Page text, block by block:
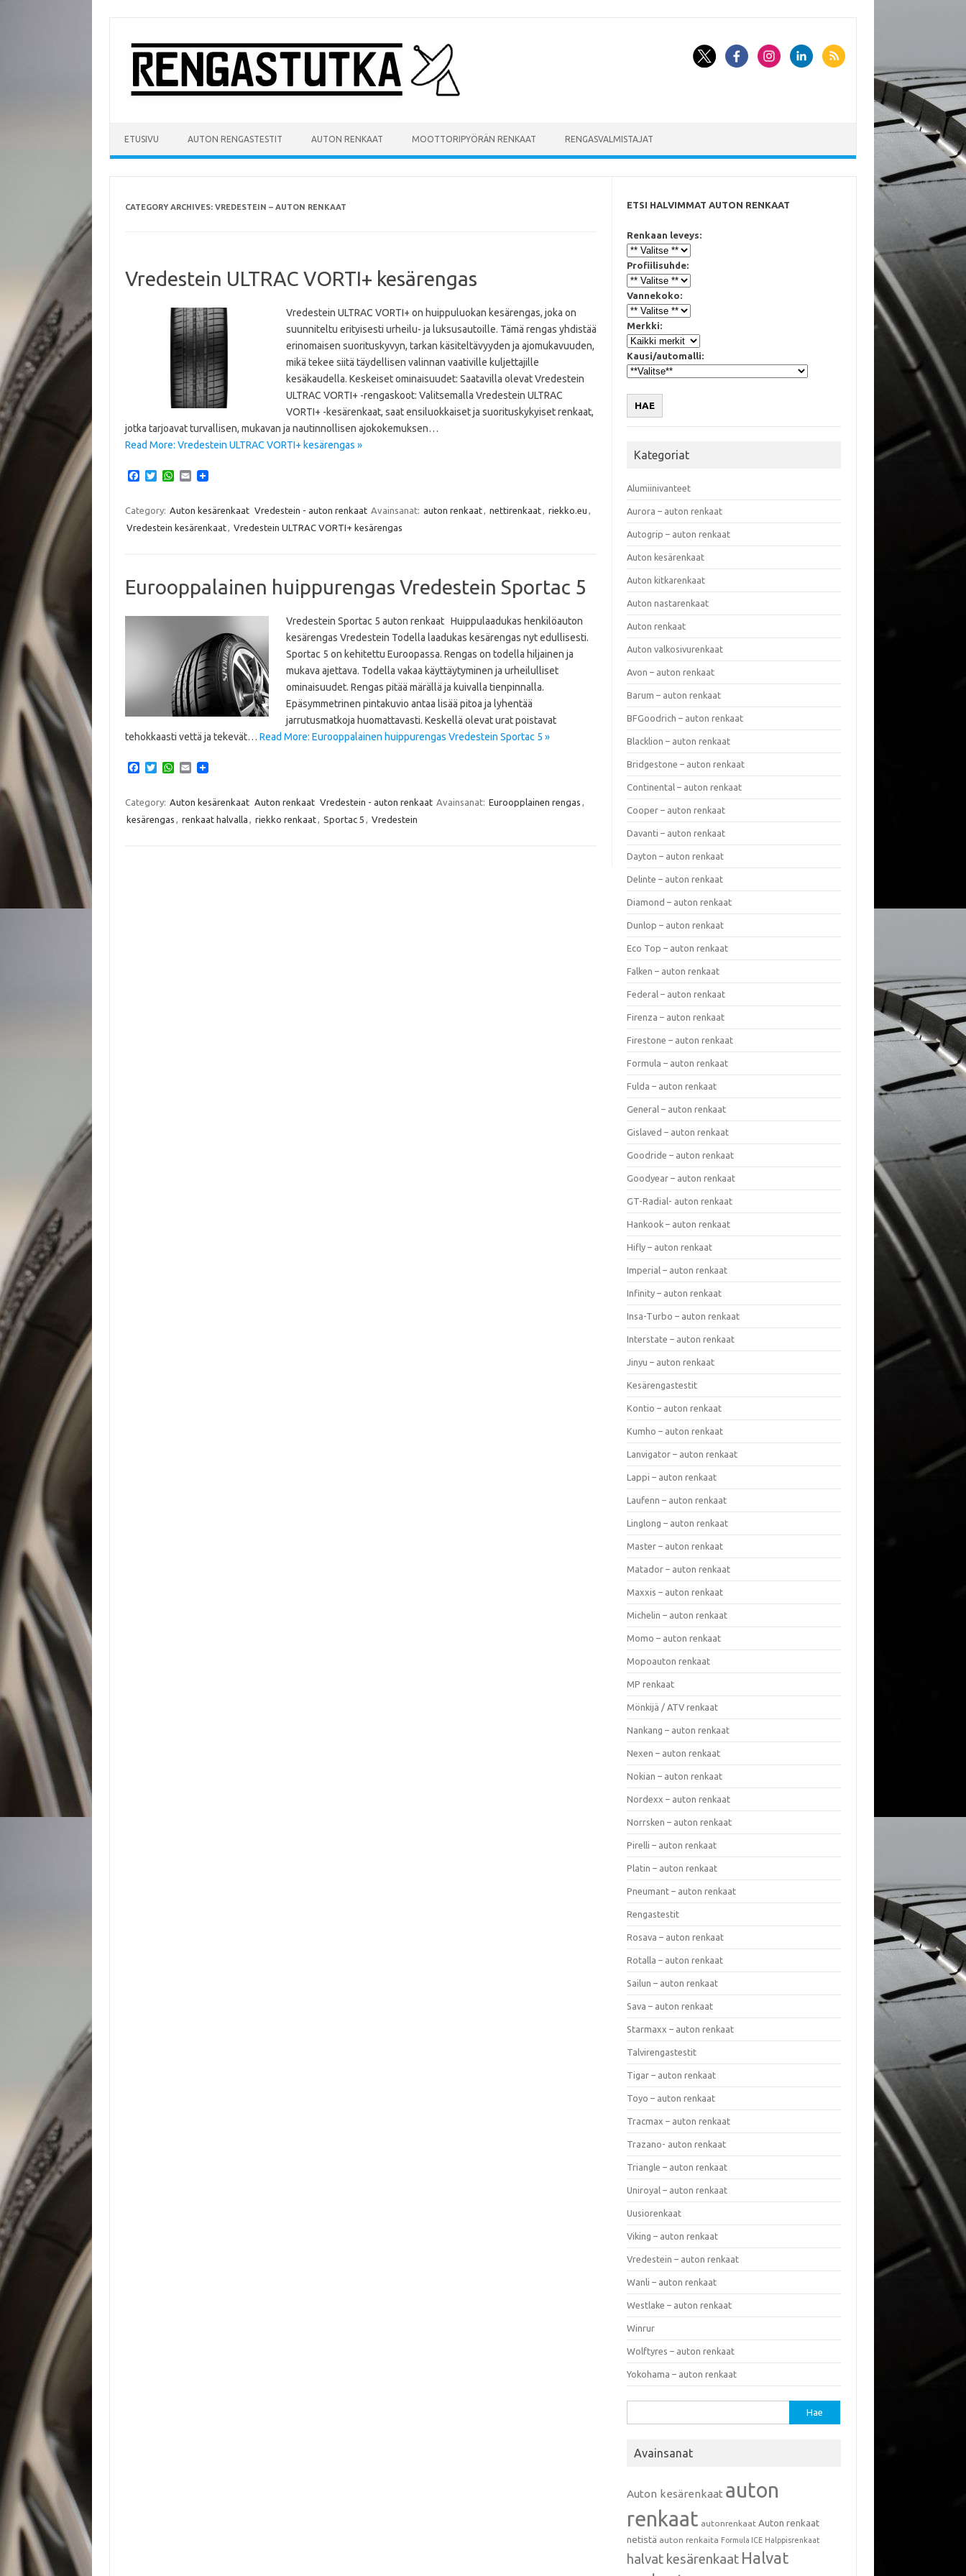
content
ETUSIVU AUTON RENGASTESTIT AUTON RENKAAT MOOTTORIPYÖRÄN RENKAAT RENGASVALMISTAJAT
CATEGORY ARCHIVES: VREDESTEIN – AUTON RENKAAT
Vredestein ULTRAC VORTI+ kesärengas
Vredestein ULTRAC VORTI+ on huippuluokan kesärengas, joka on
suunniteltu erityisesti urheilu- ja luksusautoille. Tämä rengas yhdistää
erinomaisen suorituskyvyn, tarkan käsiteltävyyden ja ajomukavuuden,
mikä tekee siitä täydellisen valinnan vaativille kuljettajille
kesäkaudella. Keskeiset ominaisuudet: Saatavilla olevat Vredestein
ULTRAC VORTI+ -rengaskoot: Valitsemalla Vredestein ULTRAC
VORTI+ -kesärenkaat, saat ensiluokkaiset ja suorituskykyiset renkaat,
jotka tarjoavat turvallisen, mukavan ja nautinnollisen ajokokemuksen…
Read More: Vredestein ULTRAC VORTI+ kesärengas »
e
b
o
T
t
t
e
W
t
s
A
E
i
l
Category: Auton kesärenkaat Vredestein - auton renkaat Avainsanat: auton renkaat, nettirenkaat, riekko.eu ,
Vredestein kesärenkaat, Vredestein ULTRAC VORTI+ kesärengas
Eurooppalainen huippurengas Vredestein Sportac 5
Vredestein Sportac 5 auton renkaat Huippulaadukas henkilöauton
kesärengas Vredestein Todella laadukas kesärengas nyt edullisesti.
Sportac 5 on kehitettu Euroopassa. Rengas on todella hiljainen ja
mukava ajettava. Todella vakaa käyttäytyminen ja urheilulliset
ominaisuudet. Rengas pitää märällä ja kuivalla tienpinnalla.
Epäsymmetrinen pintakuvio antaa lisää pitoa ja lyhentää
jarrutusmatkoja huomattavasti. Keskellä olevat urat poistavat
tehokkaasti vettä ja tekevät… Read More: Eurooppalainen huippurengas Vredestein Sportac 5 »
e
b
o
T
t
e
W
t
A
E
i
Category: Auton kesärenkaat Auton renkaat Vredestein - auton renkaat Avainsanat: Euroopplainen rengas ,
kesärengas , renkaat halvalla , riekko renkaat, Sportac 5 , Vredestein
ETSI HALVIMMAT AUTON RENKAAT
Renkaan leveys:
Profiilisuhde:
Vannekoko:
Merkki:
Kausi/automalli:
HAE
Kategoriat
Alumiinivanteet
Aurora – auton renkaat
Autogrip – auton renkaat
Auton kesärenkaat
Auton kitkarenkaat
Auton nastarenkaat
Auton renkaat
Auton valkosivurenkaat
Avon – auton renkaat
Barum – auton renkaat
BFGoodrich – auton renkaat
Blacklion – auton renkaat
Bridgestone – auton renkaat
Continental – auton renkaat
Cooper – auton renkaat
Davanti – auton renkaat
Dayton – auton renkaat
Delinte – auton renkaat
Diamond – auton renkaat
Dunlop – auton renkaat
Eco Top – auton renkaat
Falken – auton renkaat
Federal – auton renkaat
Firenza – auton renkaat
Firestone – auton renkaat
Formula – auton renkaat
Fulda – auton renkaat
General – auton renkaat
Gislaved – auton renkaat
Goodride – auton renkaat
Goodyear – auton renkaat
GT-Radial- auton renkaat
Hankook – auton renkaat
Hifly – auton renkaat
Imperial – auton renkaat
Infinity – auton renkaat
Insa-Turbo – auton renkaat
Interstate – auton renkaat
Jinyu – auton renkaat
Kesärengastestit
Kontio – auton renkaat
Kumho – auton renkaat
Lanvigator – auton renkaat
Lappi – auton renkaat
Laufenn – auton renkaat
Linglong – auton renkaat
Master – auton renkaat
Matador – auton renkaat
Maxxis – auton renkaat
Michelin – auton renkaat
Momo – auton renkaat
Mopoauton renkaat
MP renkaat
Mönkijä / ATV renkaat
Nankang – auton renkaat
Nexen – auton renkaat
Nokian – auton renkaat
Nordexx – auton renkaat
Norrsken – auton renkaat
Pirelli – auton renkaat
Platin – auton renkaat
Pneumant – auton renkaat
Rengastestit
Rosava – auton renkaat
Rotalla – auton renkaat
Sailun – auton renkaat
Sava – auton renkaat
Starmaxx – auton renkaat
Talvirengastestit
Tigar – auton renkaat
Toyo – auton renkaat
Tracmax – auton renkaat
Trazano- auton renkaat
Triangle – auton renkaat
Uniroyal – auton renkaat
Uusiorenkaat
Viking – auton renkaat
Vredestein – auton renkaat
Wanli – auton renkaat
Westlake – auton renkaat
Winrur
Wolftyres – auton renkaat
Yokohama – auton renkaat
Avainsanat
Auton kesärenkaat auton
renkaat autonrenkaat Auton renkaat
netistä auton renkaita Formula ICE Halppisrenkaat
halvat kesärenkaat Halvat